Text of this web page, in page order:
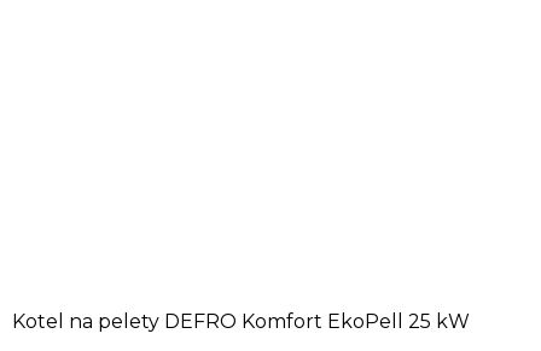
Kotel na pelety DEFRO Komfort EkoPell 25 kW